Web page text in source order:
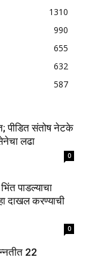
1310
990
655
632
587
पीडित संतोष नेटके
लढा
0
पाडल्याचा
दाखल करण्याची
0
22